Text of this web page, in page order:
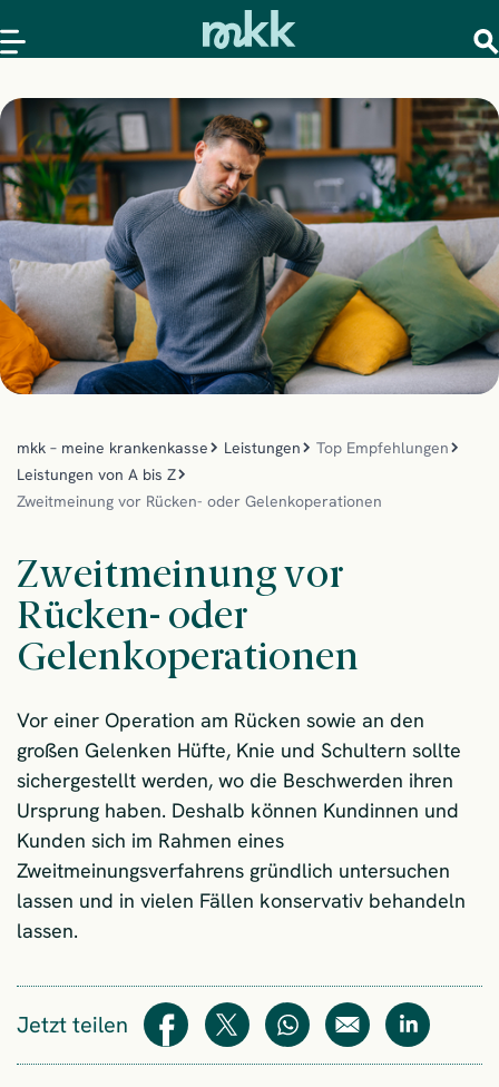
mkk – meine krankenkasse Leistungen
Top Empfehlungen
Leistungen von A bis Z
Zweitmeinung vor Rücken- oder Gelenkoperationen
Zweitmeinung vor
Rücken- oder
Gelenkoperationen
Vor einer Operation am Rücken sowie an den
großen Gelenken Hüfte, Knie und Schultern sollte
sichergestellt werden, wo die Beschwerden ihren
Ursprung haben. Deshalb können Kundinnen und
Kunden sich im Rahmen eines
Zweitmeinungsverfahrens gründlich untersuchen
lassen und in vielen Fällen konservativ behandeln
lassen.
Jetzt teilen Teilen Teilen WhatsAppE-Mail Teilen